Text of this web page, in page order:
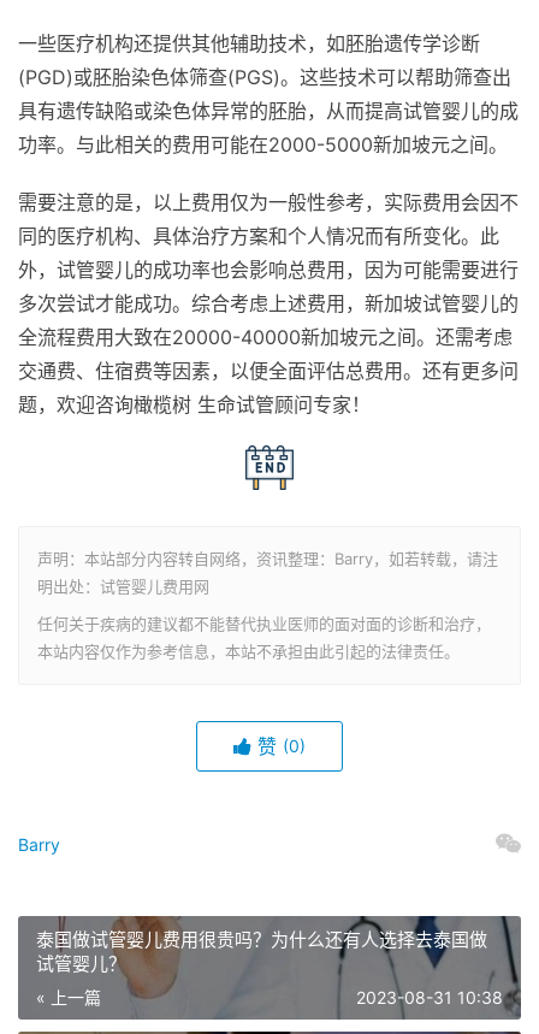
一些医疗机构还提供其他辅助技术，如胚胎遗传学诊断
(PGD)或胚胎染色体筛查(PGS)。这些技术可以帮助筛查出
具有遗传缺陷或染色体异常的胚胎，从而提高试管婴儿的成
功率。与此相关的费用可能在2000-5000新加坡元之间。
需要注意的是，以上费用仅为一般性参考，实际费用会因不
同的医疗机构、具体治疗方案和个人情况而有所变化。此
外，试管婴儿的成功率也会影响总费用，因为可能需要进行
多次尝试才能成功。综合考虑上述费用，新加坡试管婴儿的
全流程费用大致在20000-40000新加坡元之间。还需考虑
交通费、住宿费等因素，以便全面评估总费用。还有更多问
题，欢迎咨询橄榄树 生命试管顾问专家！
声明：本站部分内容转自网络，资讯整理：Barry，如若转载，请注
明出处：试管婴儿费用网
任何关于疾病的建议都不能替代执业医师的面对面的诊断和治疗，
本站内容仅作为参考信息，本站不承担由此引起的法律责任。
赞 (0)
Barry
泰国做试管婴儿费用很贵吗？为什么还有人选择去泰国做
试管婴儿？
« 上一篇 2023-08-31 10:38